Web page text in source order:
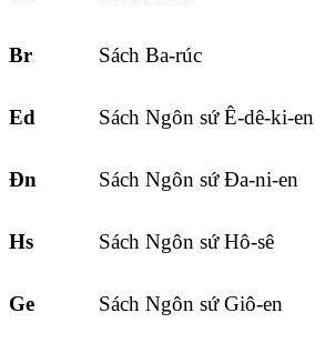
Br Sách Ba-rúc
Ed Sách Ngôn sứ Ê-dê-ki-en
Đn Sách Ngôn sứ Đa-ni-en
Hs Sách Ngôn sứ Hô-sê
Ge Sách Ngôn sứ Giô-en